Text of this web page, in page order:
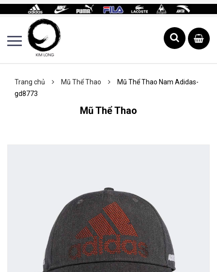
Trang chủ Mũ Thể Thao
Mũ Thể Thao Nam Adidas-
gd8773
Mũ Thể Thao